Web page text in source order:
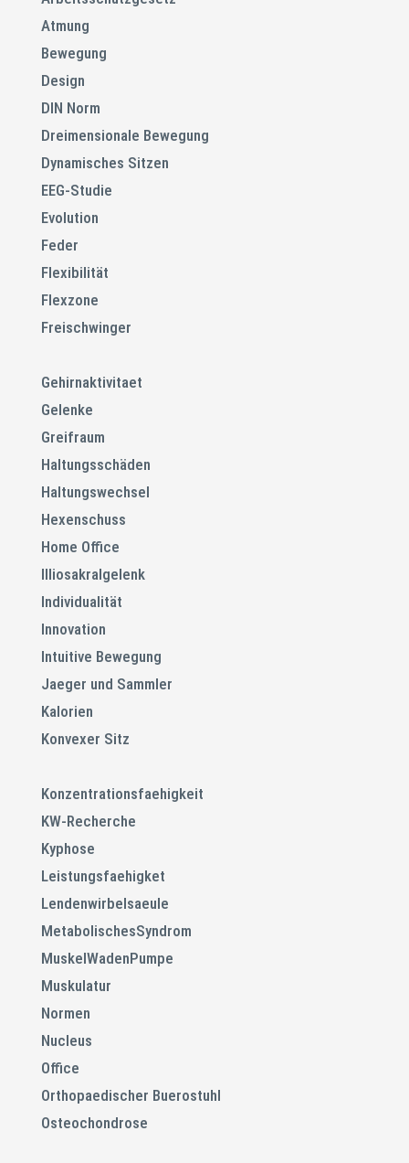
Atmung
Bewegung
Design
DIN Norm
Dreimensionale Bewegung
Dynamisches Sitzen
EEG-Studie
Evolution
Feder
Flexibilität
Flexzone
Freischwinger
Gehirnaktivitaet
Gelenke
Greifraum
Haltungsschäden
Haltungswechsel
Hexenschuss
Home Office
Illiosakralgelenk
Individualität
Innovation
Intuitive Bewegung
Jaeger und Sammler
Kalorien
Konvexer Sitz
Konzentrationsfaehigkeit
KW-Recherche
Kyphose
Leistungsfaehigket
Lendenwirbelsaeule
MetabolischesSyndrom
MuskelWadenPumpe
Muskulatur
Normen
Nucleus
Office
Orthopaedischer Buerostuhl
Osteochondrose